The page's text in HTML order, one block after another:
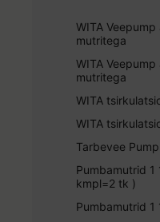
PEM
Kuulkraanid ja
Trappid
Põrandaküte
WITA
mutritega
WITA
mutritega
WITA
WITA
Tarbevee
Pumbamutrid 1
kmpl=2 tk )
Pumbamutrid 1